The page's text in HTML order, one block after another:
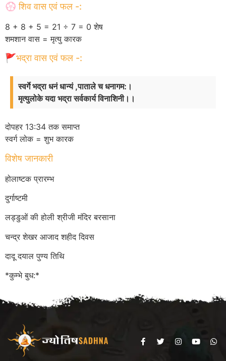
💮 शिव वास एवं फल -:
8 + 8 + 5 = 21 ÷ 7 = 0 शेष
शमशान वास = मृत्यु कारक
🚩भद्रा वास एवं फल -:
स्वर्गे भद्रा धनं धान्यं ,पाताले च धनागम:।
मृत्युलोके यदा भद्रा सर्वकार्य विनाशिनी।।
दोपहर 13:34 तक समाप्त
स्वर्ग लोक = शुभ कारक
विशेष जानकारी
होलाष्टक प्रारम्भ
दुर्गाष्टमी
लड्डुओं की होली श्रीजी मंदिर बरसाना
चन्द्र शेखर आजाद शहीद दिवस
दादू दयाल पुण्य तिथि
*कुम्भे बुध:*